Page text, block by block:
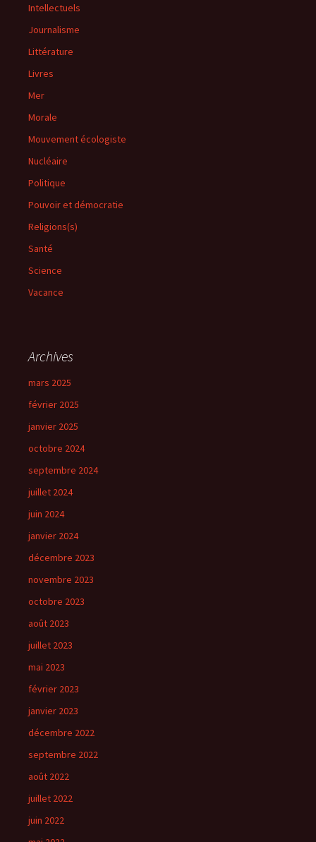
Intellectuels
Journalisme
Littérature
Livres
Mer
Morale
Mouvement écologiste
Nucléaire
Politique
Pouvoir et démocratie
Religions(s)
Santé
Science
Vacance
Archives
mars 2025
février 2025
janvier 2025
octobre 2024
septembre 2024
juillet 2024
juin 2024
janvier 2024
décembre 2023
novembre 2023
octobre 2023
août 2023
juillet 2023
mai 2023
février 2023
janvier 2023
décembre 2022
septembre 2022
août 2022
juillet 2022
juin 2022